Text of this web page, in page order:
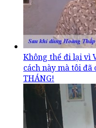
Không thể đi lại vì
cách này mà tôi đã
THÁNG!